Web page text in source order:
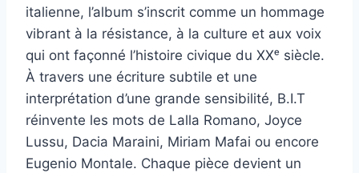
italienne, l’album s’inscrit comme un hommage
vibrant à la résistance, à la culture et aux voix
qui ont façonné l’histoire civique du XXᵉ siècle.
À travers une écriture subtile et une
interprétation d’une grande sensibilité, B.I.T
réinvente les mots de Lalla Romano, Joyce
Lussu, Dacia Maraini, Miriam Mafai ou encore
Eugenio Montale. Chaque pièce devient un